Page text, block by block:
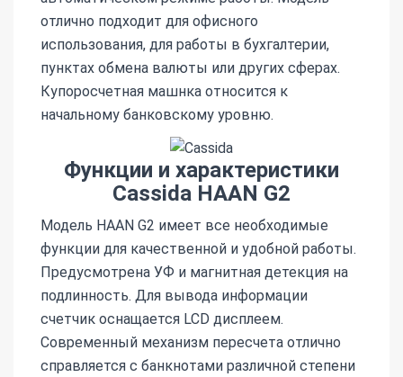
отлично подходит для офисного
использования, для работы в бухгалтерии,
пунктах обмена валюты или других сферах.
Купоросчетная машнка относится к
начальному банковскому уровню.
Функции и характеристики
Cassida HAAN G2
Модель HAAN G2 имеет все необходимые
функции для качественной и удобной работы.
Предусмотрена УФ и магнитная детекция на
подлинность. Для вывода информации
счетчик оснащается LCD дисплеем.
Современный механизм пересчета отлично
справляется с банкнотами различной степени